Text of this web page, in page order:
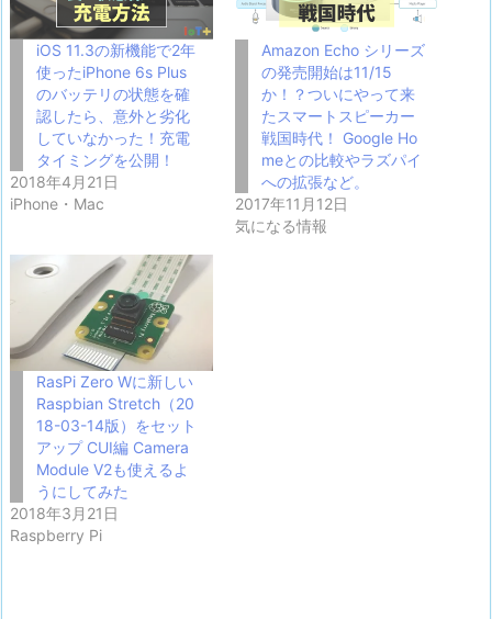
iOS 11.3の新機能で2年
使ったiPhone 6s Plus
のバッテリの状態を確
認したら、意外と劣化
していなかった！充電
タイミングを公開！
2018年4月21日
iPhone・Mac
Amazon Echo シリーズ
の発売開始は11/15
か！？ついにやって来
たスマートスピーカー
戦国時代！ Google Ho
meとの比較やラズパイ
への拡張など。
2017年11月12日
気になる情報
RasPi Zero Wに新しい
Raspbian Stretch（20
18-03-14版）をセット
アップ CUI編 Camera
Module V2も使えるよ
うにしてみた
2018年3月21日
Raspberry Pi